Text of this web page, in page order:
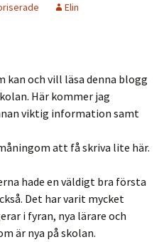
Elin
kan och vill läsa denna blogg
Här kommer jag
viktig information samt
att få skriva lite här.
hade en väldigt bra första
Det har varit mycket
i fyran, nya lärare och
är nya på skolan.